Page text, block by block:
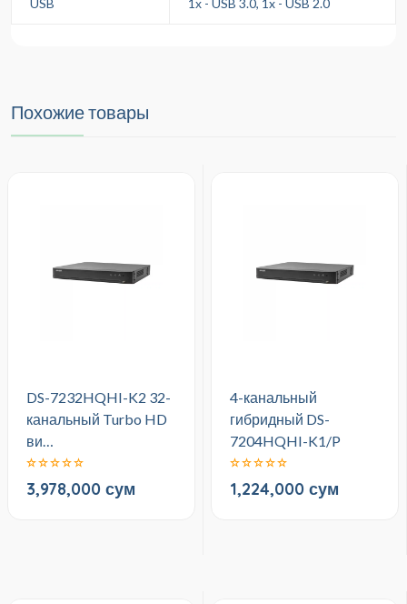
USB 1х - USB 3.0, 1x - USB 2.0
Похожие товары
DS-7232HQHI-K2 32-
канальный Turbo HD
ви…
3,978,000 сум
4-канальный
гибридный DS-
7204HQHI-K1/P
1,224,000 сум